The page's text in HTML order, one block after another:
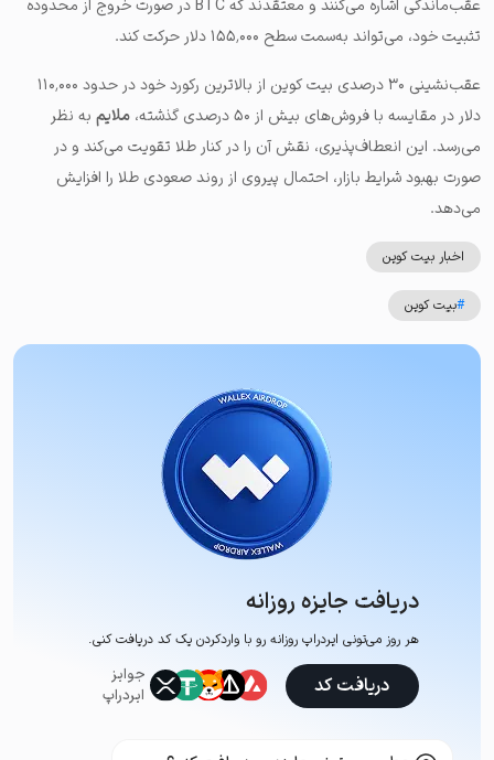
عقب‌ماندگی اشاره می‌کنند و معتقدند که BTC در صورت خروج از محدوده
تثبیت خود، می‌تواند به‌سمت سطح ۱۵۵٬۰۰۰ دلار حرکت کند.
عقب‌نشینی ۳۰ درصدی بیت کوین از بالاترین رکورد خود در حدود ۱۱۰٬۰۰۰
دلار در مقایسه با فروش‌های بیش از ۵۰ درصدی گذشته،
ملایم به نظر
می‌رسد. این انعطاف‌پذیری، نقش آن را در کنار طلا تقویت می‌کند و در
صورت بهبود شرایط بازار، احتمال پیروی از روند صعودی طلا را افزایش
می‌دهد.
اخبار بیت کوین
#بیت کوین
دریافت جایزه روزانه
هر روز می‌تونی ایردراپ روزانه رو با وارد‌کردن یک کد دریافت کنی.
جوایز
ایردراپ
دریافت کد